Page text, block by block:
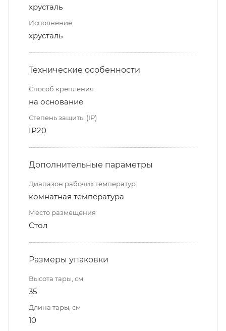
хрусталь
Исполнение
хрусталь
Технические особенности
Способ крепления
на основание
Степень защиты (IP)
IP20
Дополнительные параметры
Диапазон рабочих температур
комнатная температура
Место размещения
Стол
Размеры упаковки
Высота тары, см
35
Длина тары, см
10